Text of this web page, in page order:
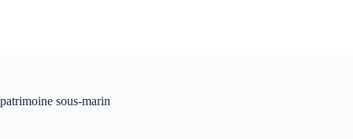
patrimoine sous-marin